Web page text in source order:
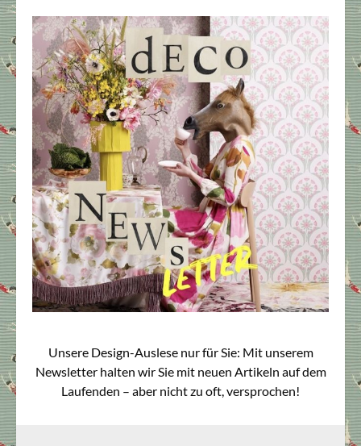
Unsere Design-Auslese nur für Sie: Mit unserem
Newsletter halten wir Sie mit neuen Artikeln auf dem
Laufenden – aber nicht zu oft, versprochen!